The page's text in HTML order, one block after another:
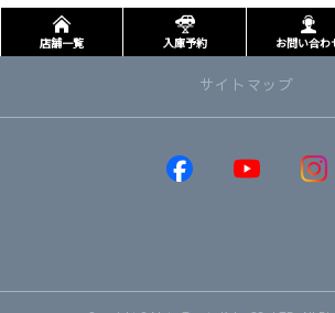
店舗一覧 入庫予約 お問い合わ
サイトマップ
RAV4